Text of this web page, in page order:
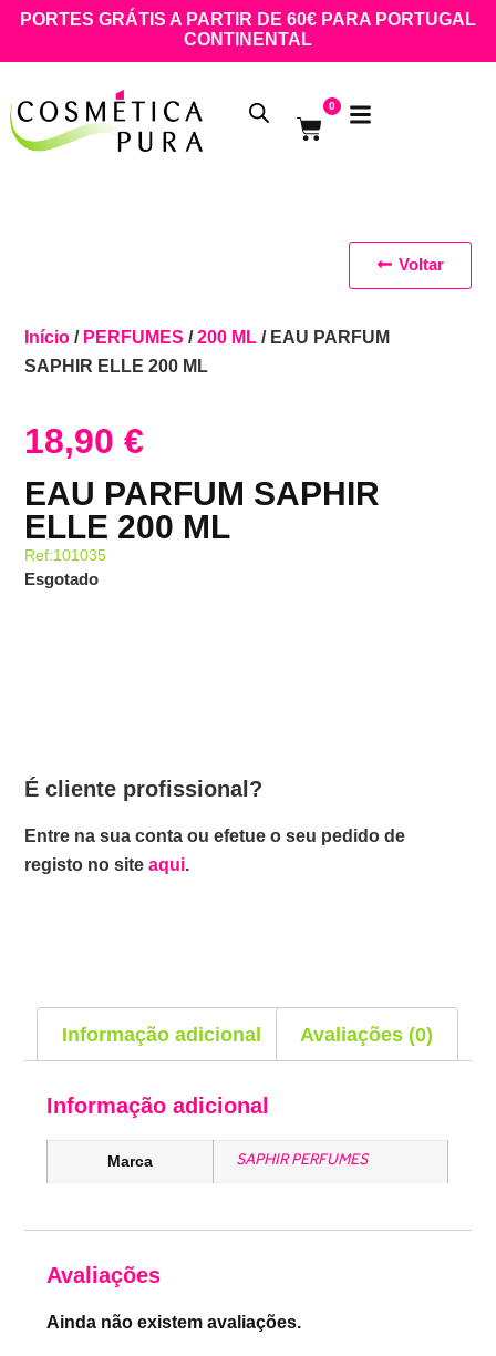
PORTES GRÁTIS A PARTIR DE 60€ PARA PORTUGAL
CONTINENTAL
0
Início / PERFUMES /200 ML / EAU PARFUM
SAPHIR ELLE 200 ML
18,90€
EAU PARFUM SAPHIR
ELLE 200 ML
Ref:101035
Esgotado
É cliente profissional?
Entre na sua conta ou efetue o seu pedido de
registo no siteaqui.
Voltar
Informação adicional Avaliações (0)
Informação adicional
Marca SAPHIR PERFUMES
Avaliações
Ainda não existem avaliações.